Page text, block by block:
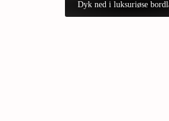
Dyk ned i luksuriøse